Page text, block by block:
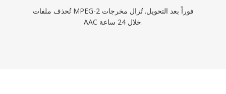
تُحذف ملفات MPEG-2 فوراً بعد التحويل. تُزال مخرجات
AAC خلال 24 ساعة.